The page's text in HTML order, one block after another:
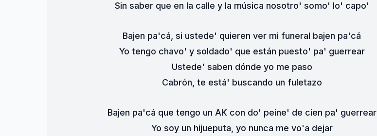
Sin saber que en la calle y la música nosotro' somo' lo' capo'
Bajen pa'cá, si ustede' quieren ver mi funeral bajen pa'cá
Yo tengo chavo' y soldado' que están puesto' pa' guerrear
Ustede' saben dónde yo me paso
Cabrón, te está' buscando un fuletazo
Bajen pa'cá que tengo un AK con do' peine' de cien pa' guerrear
Yo soy un hijueputa, yo nunca me vo'a dejar